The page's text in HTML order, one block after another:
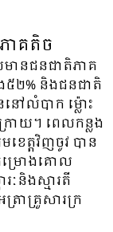
ាគតិច
មានជនជាតិភាគ
៥២% និងជនជាតិ
នៅលំបាក ម្ល៉ោះ
រោយ។ ពេលកន្លង
េត្តវិញចូវ បាន
គម្រោងគោល
និងស្មារតី
រាគ្រួសារក្រ